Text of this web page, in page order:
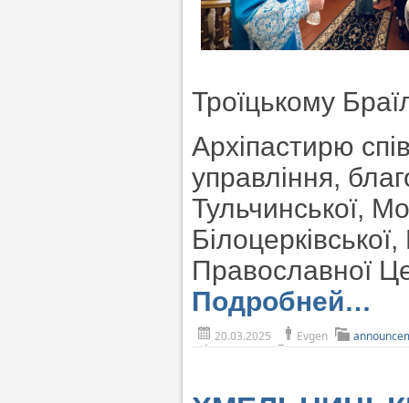
Троїцькому
Архіпастирю
управління,
Тульчинської,
Православної
Подробней…
20.03.2025 Evgen